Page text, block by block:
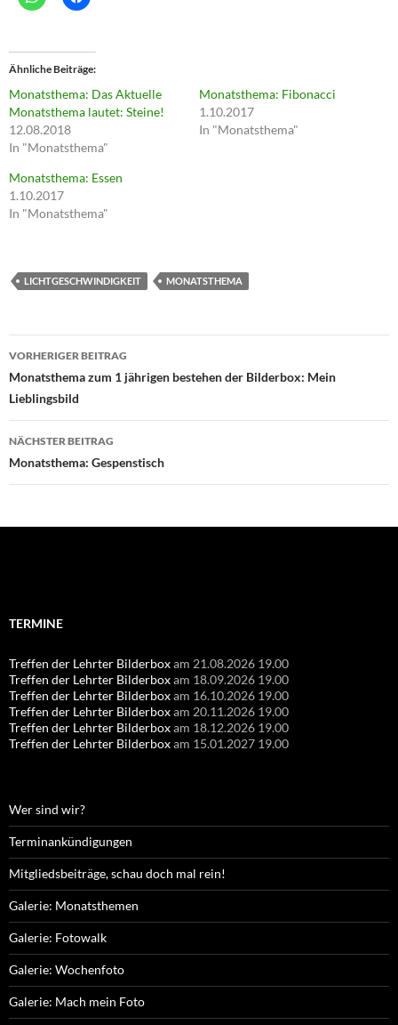
Ähnliche Beiträge
Monatsthema: Das Aktuelle
Monatsthema lautet: Steine!
12.08.2018
In "Monatsthema"
Monatsthema: Fibonacci
1.10.2017
In "Monatsthema"
Monatsthema: Essen
1.10.2017
In "Monatsthema"
LICHTGESCHWINDIGKEIT MONATSTHEMA
Beitragsnavigation
VORHERIGER BEITRAG
Monatsthema zum 1 jährigen bestehen der Bilderbox: Mein
Lieblingsbild
NÄCHSTER BEITRAG
Monatsthema: Gespenstisch
TERMINE
Treffen der Lehrter Bilderboxam 21.08.2026 19.00
Treffen der Lehrter Bilderboxam 18.09.2026 19.00
Treffen der Lehrter Bilderboxam 16.10.2026 19.00
Treffen der Lehrter Bilderboxam 20.11.2026 19.00
Treffen der Lehrter Bilderboxam 18.12.2026 19.00
Treffen der Lehrter Bilderboxam 15.01.2027 19.00
Wer sind wir?
Terminankündigungen
Mitgliedsbeiträge, schau doch mal rein!
Galerie: Monatsthemen
Galerie: Fotowalk
Galerie: Wochenfoto
Galerie: Mach mein Foto